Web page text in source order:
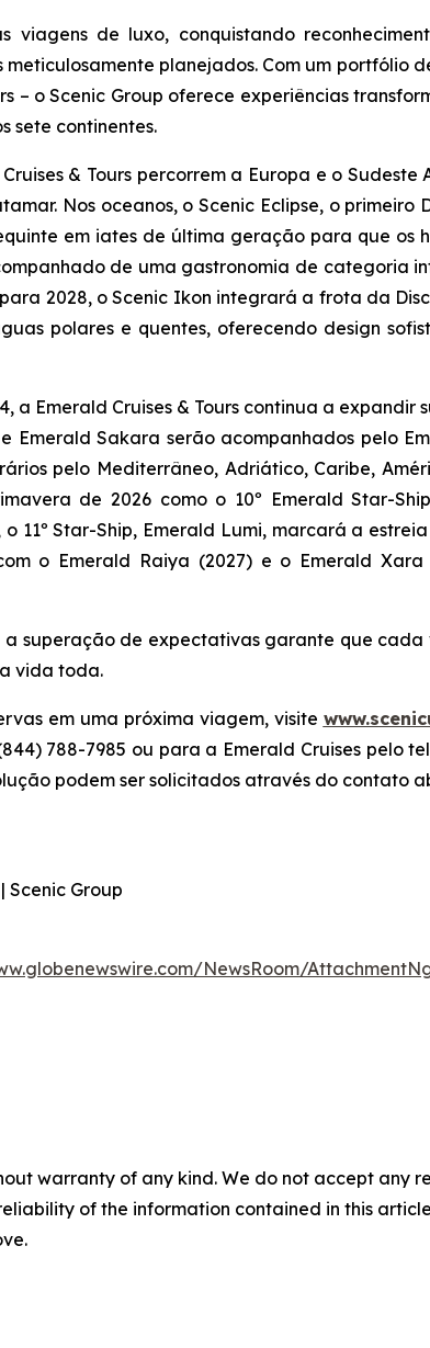
de luxo, conquistando
planejados. Com um portfólio
– o Scenic Group oferece experiências
sete continentes.
& Tours percorrem a Europa e o
Nos oceanos, oScenic Eclipse, o primeiro
em iates de última geração para que os
de uma gastronomia de categoria
2028, oScenic Ikon integrará a frota da
polares e quentes, oferecendo design
Emerald Cruises & Tours continua a
e Emerald Sakara serão acompanhados pelo
pelo Mediterrâneo, Adriático, Caribe,
de 2026 como o 10º Emerald Star-
11º Star-Ship, Emerald Lumi, marcará a
o Emerald Raiya (2027) e o Emerald Xara
a superação de expectativas garante que
vida toda.
em uma próxima viagem, visite
788-7985 ou para a Emerald Cruises pelo
podem ser solicitados através do contato
Scenic Group
NewsRoom/
warranty of any kind. We do not accept any
of the information contained in this